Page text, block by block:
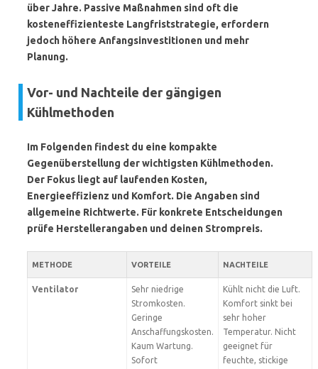
über Jahre. Passive Maßnahmen sind oft die
kosteneffizienteste Langfriststrategie, erfordern
jedoch höhere Anfangsinvestitionen und mehr
Planung.
Vor- und Nachteile der gängigen
Kühlmethoden
Im Folgenden findest du eine kompakte
Gegenüberstellung der wichtigsten Kühlmethoden.
Der Fokus liegt auf laufenden Kosten,
Energieeffizienz und Komfort. Die Angaben sind
allgemeine Richtwerte. Für konkrete Entscheidungen
prüfe Herstellerangaben und deinen Strompreis.
METHODE VORTEILE NACHTEILE
Ventilator
Sehr niedrige
Stromkosten.
Geringe
Anschaffungskosten.
Kaum Wartung.
Sofort
Kühlt nicht die Luft.
Komfort sinkt bei
sehr hoher
Temperatur. Nicht
geeignet für
feuchte, stickige